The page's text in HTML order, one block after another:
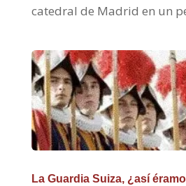
catedral de Madrid en un
La Guardia Suiza, ¿así